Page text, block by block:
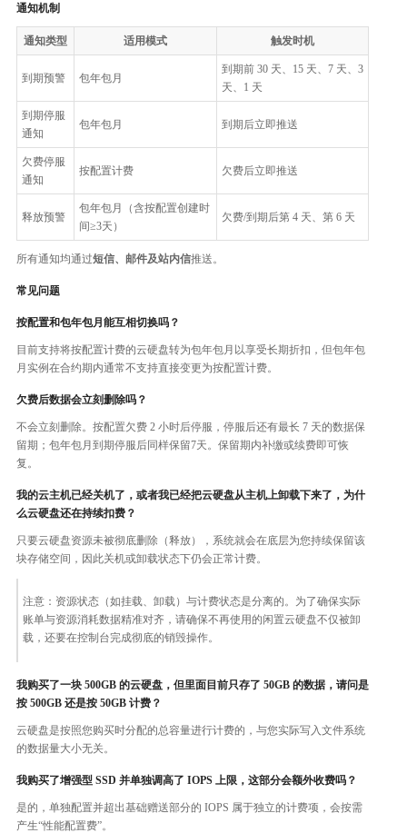
通知机制
通知类型 适用模式 触发时机
到期预警 包年包月
到期前 30 天、15 天、7 天、3
天、1 天
到期停服
通知
包年包月 到期后立即推送
欠费停服
通知
按配置计费 欠费后立即推送
释放预警
包年包月（含按配置创建时
间≥3天）
欠费/到期后第 4 天、第 6 天
所有通知均通过短信、邮件及站内信推送。
常见问题
按配置和包年包月能互相切换吗？
目前支持将按配置计费的云硬盘转为包年包月以享受长期折扣，但包年包
月实例在合约期内通常不支持直接变更为按配置计费。
欠费后数据会立刻删除吗？
不会立刻删除。按配置欠费 2 小时后停服，停服后还有最长 7 天的数据保
留期；包年包月到期停服后同样保留7天。保留期内补缴或续费即可恢
复。
我的云主机已经关机了，或者我已经把云硬盘从主机上卸载下来了，为什
么云硬盘还在持续扣费？
只要云硬盘资源未被彻底删除（释放），系统就会在底层为您持续保留该
块存储空间，因此关机或卸载状态下仍会正常计费。
注意：资源状态（如挂载、卸载）与计费状态是分离的。为了确保实际
账单与资源消耗数据精准对齐，请确保不再使用的闲置云硬盘不仅被卸
载，还要在控制台完成彻底的销毁操作。
我购买了一块 500GB 的云硬盘，但里面目前只存了 50GB 的数据，请问是
按 500GB 还是按 50GB 计费？
云硬盘是按照您购买时分配的总容量进行计费的，与您实际写入文件系统
的数据量大小无关。
我购买了增强型 SSD 并单独调高了 IOPS 上限，这部分会额外收费吗？
是的，单独配置并超出基础赠送部分的 IOPS 属于独立的计费项，会按需
产生“性能配置费”。